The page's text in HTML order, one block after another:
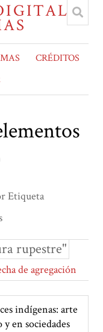
CRÉDITOS
Etiqueta
rupestre"
de agregación
indígenas: arte
en sociedades